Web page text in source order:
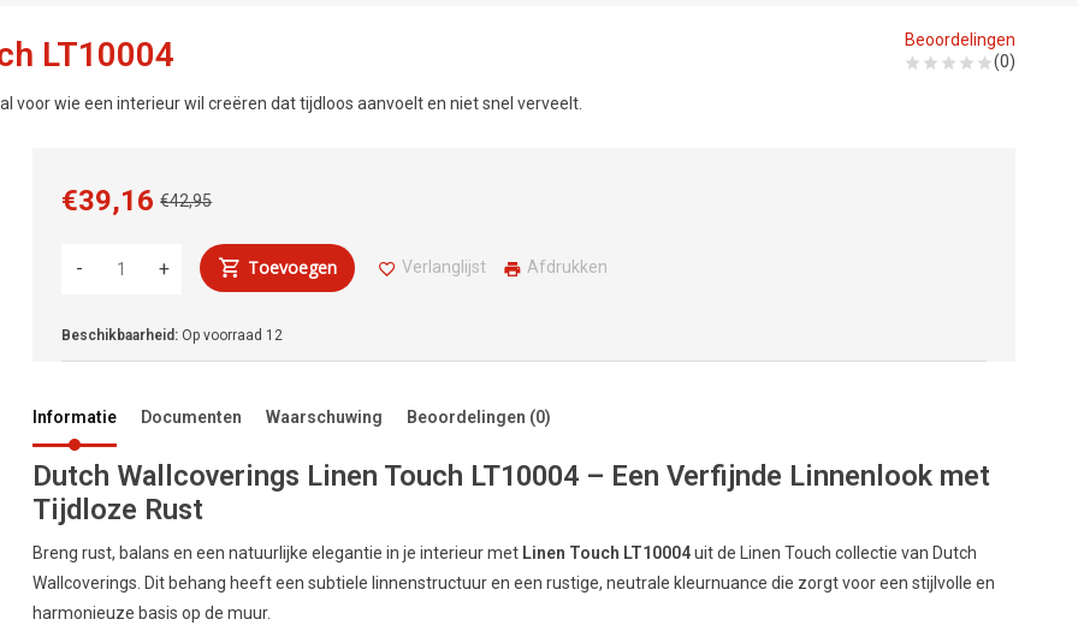
LT10004
voor wie een interieur wil creëren dat tijdloos aanvoelt en niet snel verveelt.
Beoordelingen
(0)
€42,95
€39,16
+
- Toevoegen Verlanglijst Afdrukken
Beschikbaarheid: Op voorraad 12
Informatie Documenten Waarschuwing Beoordelingen (0)
Dutch Wallcoverings Linen Touch LT10004 – Een Verfijnde Linnenlook met
Tijdloze Rust
Breng rust, balans en een natuurlijke elegantie in je interieur met Linen Touch LT10004uit de Linen Touch collectie van Dutch
Wallcoverings. Dit behang heeft een subtiele linnenstructuur en een rustige, neutrale kleurnuance die zorgt voor een stijlvolle en
harmonieuze basis op de muur.